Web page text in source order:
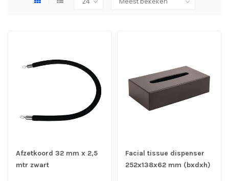
Afzetkoord 32 mm x 2,5
mtr zwart
Facial tissue dispenser
252x138x62 mm (bxdxh)